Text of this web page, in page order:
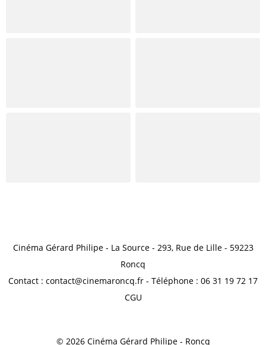
Cinéma Gérard Philipe - La Source - 293, Rue de Lille - 59223
Roncq
Contact : contact@cinemaroncq.fr - Téléphone : 06 31 19 72 17
CGU
© 2026 Cinéma Gérard Philipe - Roncq